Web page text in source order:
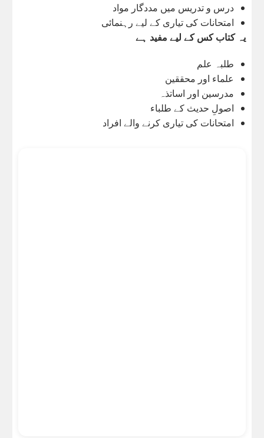
درس و تدریس میں مددگار مواد
امتحانات کی تیاری کے لیے رہنمائی
یہ کتاب کس کے لیے مفید ہے
طلبہ علم
علماء اور محققین
مدرسین اور اساتذہ
اصولِ حدیث کے طلباء
امتحانات کی تیاری کرنے والے افراد